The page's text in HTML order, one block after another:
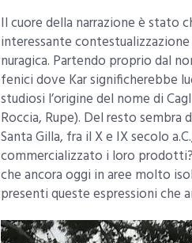
Il cuore della narrazione è stato
interessante
nuragica. Partendo proprio dal
fenici dove Kar significherebbe
studiosi l’origine del nome di
Roccia, Rupe). Del resto
Santa Gilla, fra il X e IX secolo
commercializzato i loro
che ancora oggi in aree molto
presenti queste espressioni che